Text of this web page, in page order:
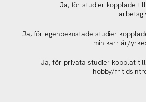
Ja, för studier kopplade till
Ja, för egenbekostade studier
min karriär/
Ja, för privata studier kopplat till
hobby/